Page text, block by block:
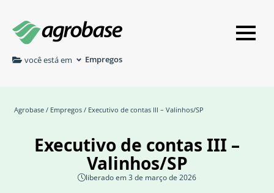
você está em Empregos
Agrobase / Empregos / Executivo de contas III – Valinhos/SP
Executivo de contas III –
Valinhos/SP
liberado em 3 de março de 2026